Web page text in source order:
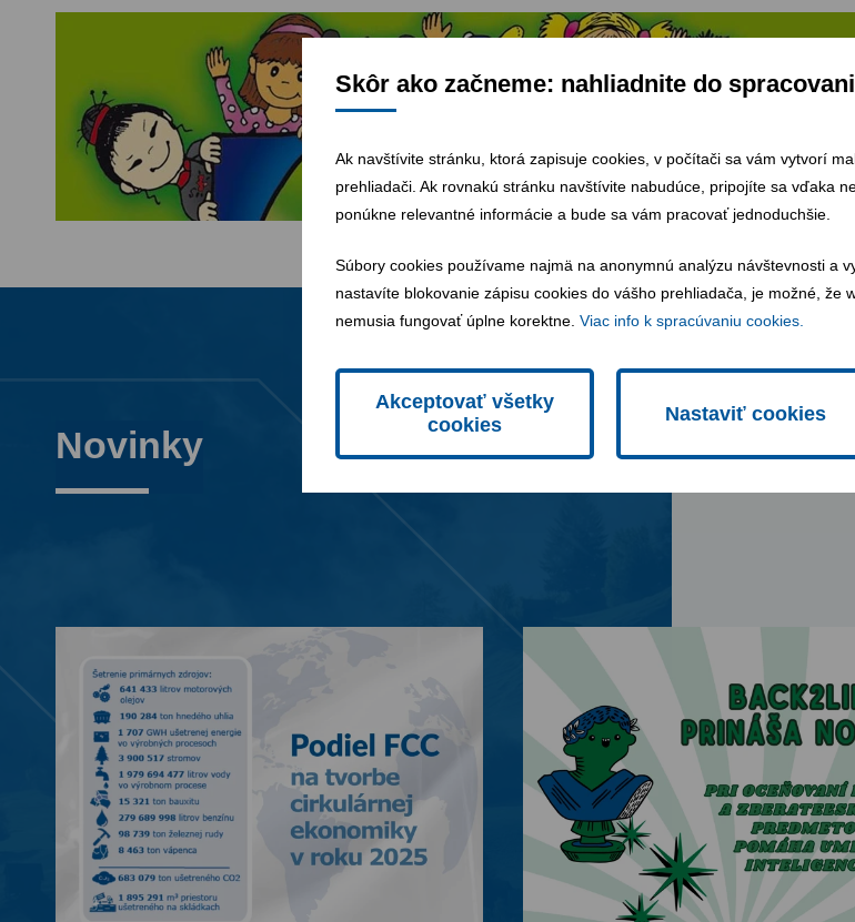
Skôr ako začneme: nahliadnite do
Ak navštívite stránku, ktorá zapisuje cookies, v počítači sa vám vytvorí
prehliadači. Ak rovnakú stránku navštívite nabudúce, pripojíte sa vďaka
ponúkne relevantné informácie a bude sa vám pracovať jednoduchšie.
Súbory cookies používame najmä na anonymnú analýzu návštevnosti a
nastavíte blokovanie zápisu cookies do vášho prehliadača, je možné, že
nemusia fungovať úplne korektne. Viac info k spracúvaniu cookies.
Akceptovať všetky
cookies
Nastaviť cookies
Novinky